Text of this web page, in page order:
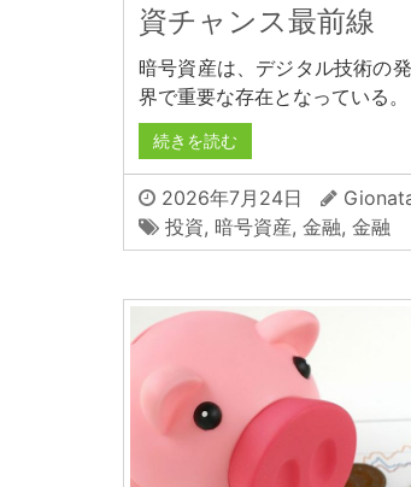
資チャンス最前線
暗号資産は、デジタル技術の
界で重要な存在となっている。
続きを読む
2026年7月24日
投資, 暗号資産, 金融, 金融